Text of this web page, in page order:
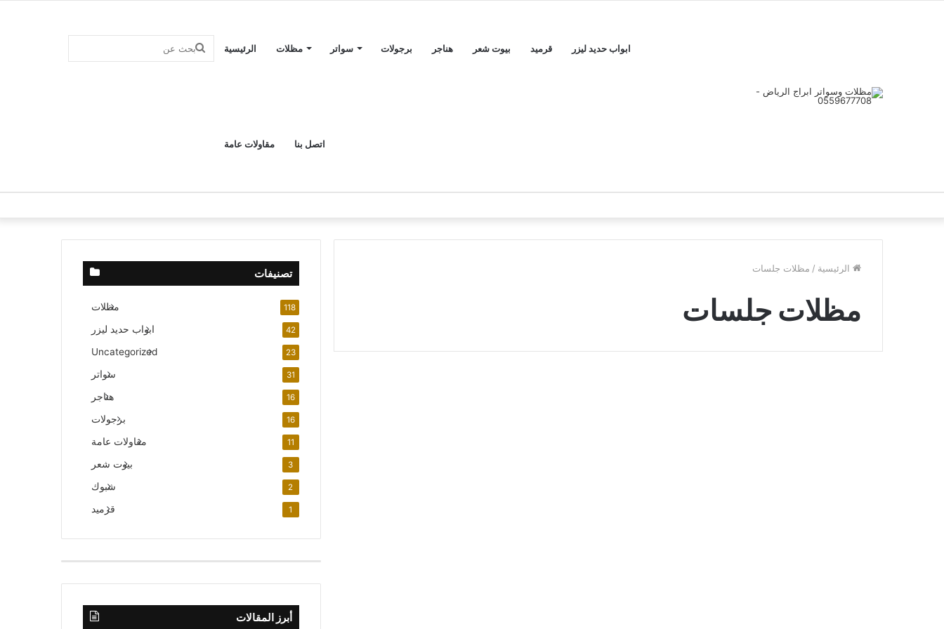
الرئيسية مظلات سواتر برجولات هناجر بيوت شعر قرميد ابواب حديد ليزر
مقاولات عامة اتصل بنا
بحث
الرئيسية / مظلات جلسات
مظلات جلسات
تصنيفات
مظلات 118
ابواب حديد ليزر 42
Uncategorized 23
سواتر 31
هناجر 16
برجولات 16
مقاولات عامة 11
بيوت شعر 3
شبوك 2
قرميد 1
أبرز المقالات